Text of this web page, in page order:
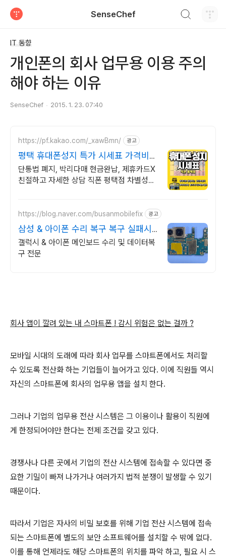
SenseChef
IT 동향
개인폰의 회사 업무용 이용 주의
해야 하는 이유
SenseChef 2015. 1. 23. 07:40
https://pf.kakao.com/_xawBmn/ 광고
평택 휴대폰성지 특가 시세표 가격비교
꼭 해보세요
단통법 폐지, 박리다매 현금완납, 제휴카드X
친절하고 자세한 상담 직폰 평택점 차별성없
https://blog.naver.com/busanmobilefix 광고
삼성 & 아이폰 수리 복구 복구 실패시
비용 무료
갤럭시 & 아이폰 메인보드 수리 및 데이터복
구 전문
회사 앱이 깔려 있는 내 스마트폰 ! 감시 위험은 없는 걸까 ?
모바일 시대의 도래에 따라 회사 업무를 스마트폰에서도 처리할
수 있도록 전산화 하는 기업들이 늘어가고 있다. 이에 직원들 역시
자신의 스마트폰에 회사의 업무용 앱을 설치 한다.
그러나 기업의 업무용 전산 시스템은 그 이용이나 활용이 직원에
게 한정되어야만 한다는 전제 조건을 갖고 있다.
경쟁사나 다른 곳에서 기업의 전산 시스템에 접속할 수 있다면 중
요한 기밀이 빠져 나가거나 여러가지 법적 분쟁이 발생할 수 있기
때문이다.
따라서 기업은 자사의 비밀 보호를 위해 기업 전산 시스템에 접속
되는 스마트폰에 별도의 보안 소프트웨어를 설치할 수 밖에 없다.
이를 통해 언제라도 해당 스마트폰의 위치를 파악 하고, 필요 시 스